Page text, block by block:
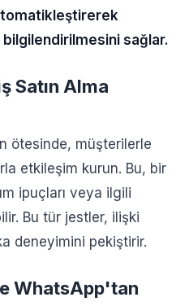
sağlar.
Satın Alma
ötesinde, müşterilerle
etkileşim kurun. Bu, bir
ipuçları veya ilgili
Bu tür jestler, ilişki
deneyimini pekiştirir.
WhatsApp'tan